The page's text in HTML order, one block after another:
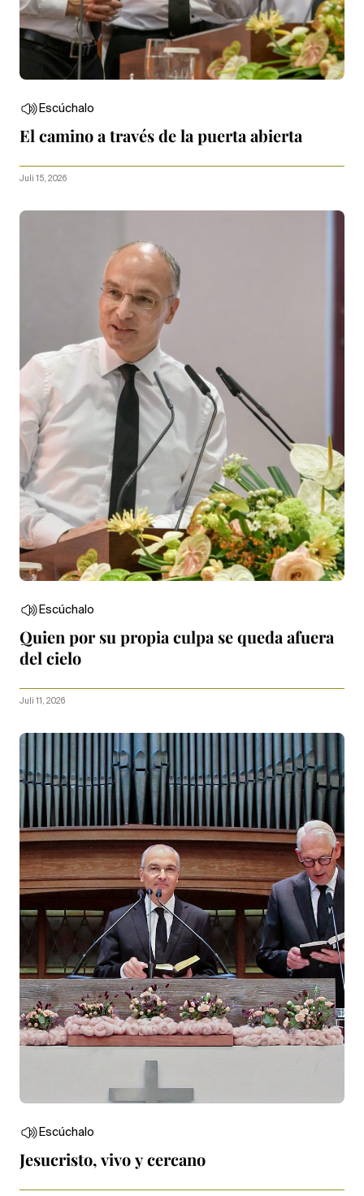
Escúchalo
El camino a través de la puerta abierta
Juli 15, 2026
Escúchalo
Quien por su propia culpa se queda afuera
del cielo
Juli 11, 2026
Escúchalo
Jesucristo, vivo y cercano